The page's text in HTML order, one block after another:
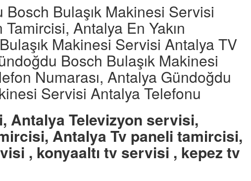
Bulaşık Makinesi Servisi
Antalya En Yakın
Makinesi Servisi Antalya TV
Bosch Bulaşık Makinesi
Numarası, Antalya Gündoğdu
Servisi Antalya Telefonu
Antalya Televizyon servisi,
Antalya Tv paneli tamircisi,
, konyaaltı tv servisi , kepez tv